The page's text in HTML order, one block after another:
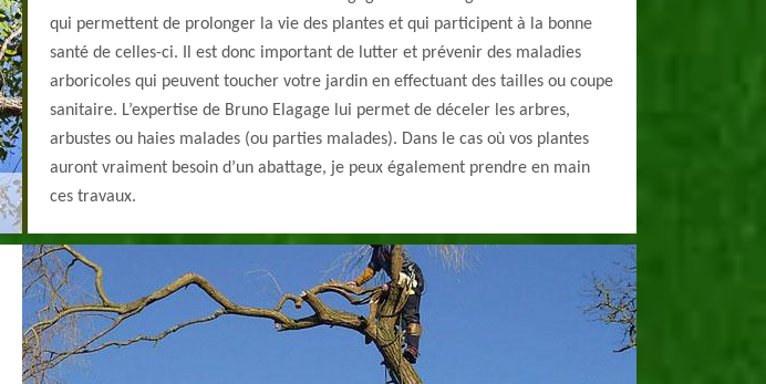
qui permettent de prolonger la vie des plantes et qui participent à la bonne
santé de celles-ci. Il est donc important de lutter et prévenir des maladies
arboricoles qui peuvent toucher votre jardin en effectuant des tailles ou coupe
sanitaire. L’expertise de Bruno Elagage lui permet de déceler les arbres,
arbustes ou haies malades (ou parties malades). Dans le cas où vos plantes
auront vraiment besoin d’un abattage, je peux également prendre en main
ces travaux.